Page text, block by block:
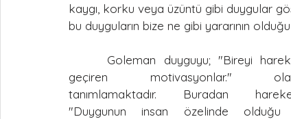
kaygı, korku veya üzüntü gibi duygular
bu duyguların bize ne gibi yararının olduğu
geçiren motivasyonlar."
tanımlamaktadır. Buradan
"Duygunun insan özelinde